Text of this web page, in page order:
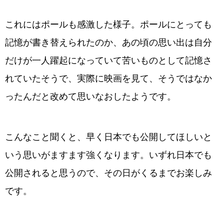
これにはポールも感激した様子。ポールにとっても
記憶が書き替えられたのか、あの頃の思い出は自分
だけが一人躍起になっていて苦いものとして記憶さ
れていたそうで、実際に映画を見て、そうではなか
ったんだと改めて思いなおしたようです。
こんなこと聞くと、早く日本でも公開してほしいと
いう思いがますます強くなります。いずれ日本でも
公開されると思うので、その日がくるまでお楽しみ
です。